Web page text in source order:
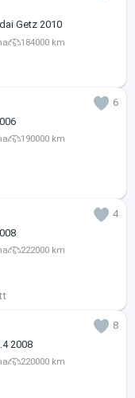
Getz 2010
184000 km
6
190000 km
4
222000 km
8
2008
220000 km